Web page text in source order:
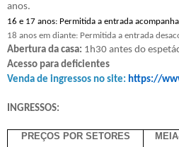
anos.
16 e 17 anos: Permitida a entrada
18 anos em diante: Permitida a entrada
Abertura da casa: 1h30 antes do
Acesso para deficientes
Venda de ingressos no site: https://
INGRESSOS:
PREÇOS POR SETORES